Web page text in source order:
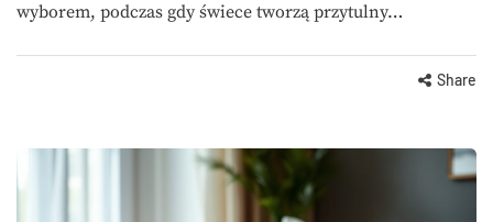
wyborem, podczas gdy świece tworzą przytulny…
Share